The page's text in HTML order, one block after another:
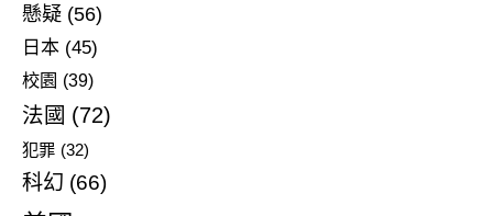
懸疑 (56)
日本 (45)
校園 (39)
法國 (72)
犯罪 (32)
科幻 (66)